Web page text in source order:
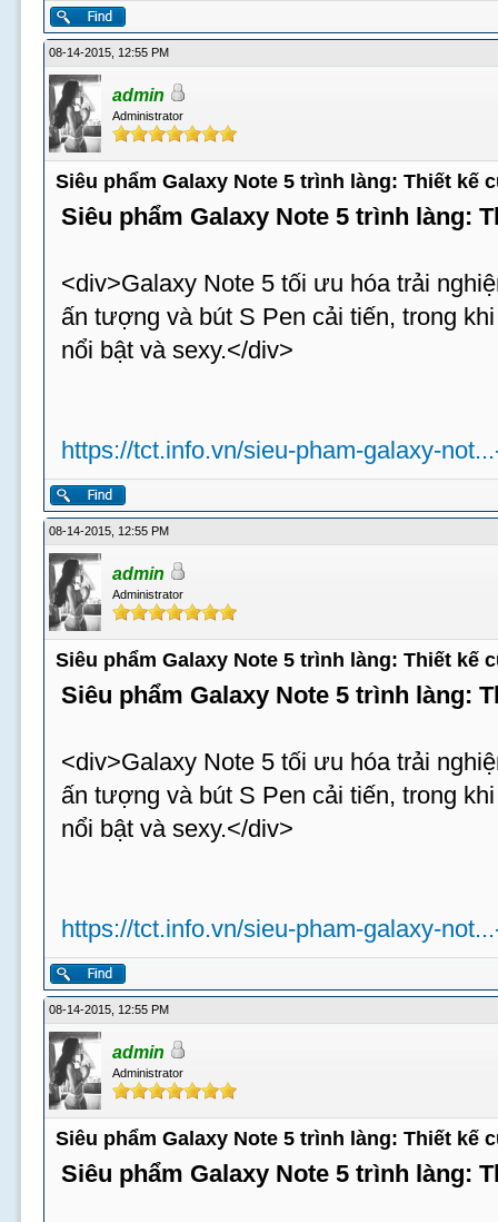
08-14-2015, 12:55 PM
admin
Administrator
Siêu phẩm Galaxy Note 5 trình làng: Thiết kế
Siêu phẩm Galaxy Note 5 trình làng:
<div>Galaxy Note 5 tối ưu hóa trải
ấn tượng và bút S Pen cải tiến, trong
nổi bật và sexy.</div>
https://tct.info.vn/sieu-pham-galaxy-
08-14-2015, 12:55 PM
admin
Administrator
Siêu phẩm Galaxy Note 5 trình làng: Thiết kế
Siêu phẩm Galaxy Note 5 trình làng:
<div>Galaxy Note 5 tối ưu hóa trải
ấn tượng và bút S Pen cải tiến, trong
nổi bật và sexy.</div>
https://tct.info.vn/sieu-pham-galaxy-
08-14-2015, 12:55 PM
admin
Administrator
Siêu phẩm Galaxy Note 5 trình làng: Thiết kế
Siêu phẩm Galaxy Note 5 trình làng: